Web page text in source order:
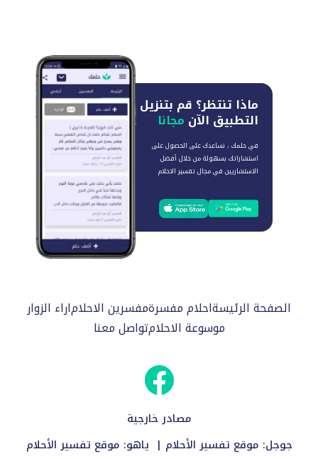
ماذا تنتظر؟ قم بتنزيل
التطبيق الآن مجانا
في حلمك ، نساعدك على الحصول على
استشاراتك بسهولة من خلال أفضل
الاستشاريين في مجال تفسير الاحلام
الصفحة الرئيسةاحلام مفسرةمفسرين الاحلاماراء الزوار
موسوعة الاحلامتواصل معنا
مصادر خارجية
جوجل: موقع تفسير الأحلام | ياهو: موقع تفسير الأحلام